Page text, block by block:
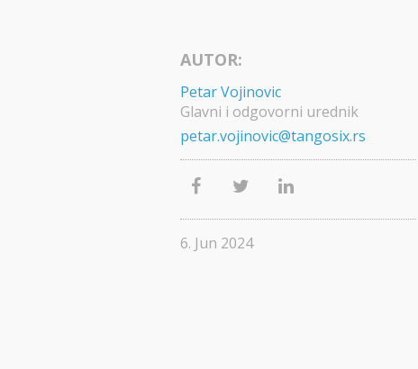
AUTOR:
Petar Vojinovic
Glavni i odgovorni urednik
petar.vojinovic@tangosix.rs
6. Jun 2024